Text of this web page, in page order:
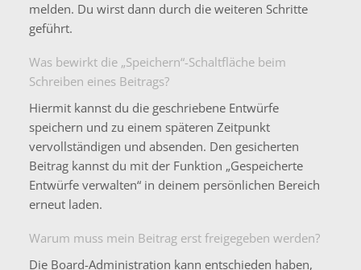
melden. Du wirst dann durch die weiteren Schritte
geführt.
Was bewirkt die „Speichern“-Schaltfläche beim
Schreiben eines Beitrags?
Hiermit kannst du die geschriebene Entwürfe
speichern und zu einem späteren Zeitpunkt
vervollständigen und absenden. Den gesicherten
Beitrag kannst du mit der Funktion „Gespeicherte
Entwürfe verwalten“ in deinem persönlichen Bereich
erneut laden.
Warum muss mein Beitrag erst freigegeben werden?
Die Board-Administration kann entschieden haben,